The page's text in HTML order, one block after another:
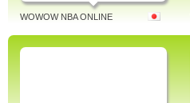
WOWOW NBA ONLINE